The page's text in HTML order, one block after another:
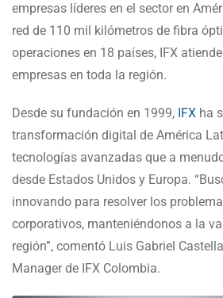
empresas líderes en el sector en
red de 110 mil kilómetros de fibra
operaciones en 18 países, IFX
empresas en toda la región.
Desde su fundación en 1999, IFX ha
transformación digital de América
tecnologías avanzadas que a
desde Estados Unidos y Europa.
innovando para resolver los
corporativos, manteniéndonos a la
región”, comentó Luis Gabriel
Manager de IFX Colombia.